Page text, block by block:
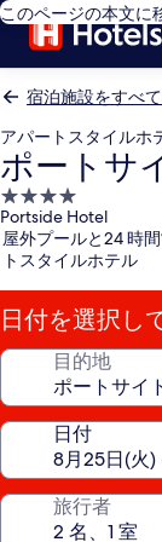
このページの本文に
宿泊施設をすべ
アパートスタイルホ
ポートサ
4.0
つ
星
宿
泊
施
設
Portside Hotel
屋外プールと24 時
トスタイルホテル
日付を選択し
目的地
日付
旅行者